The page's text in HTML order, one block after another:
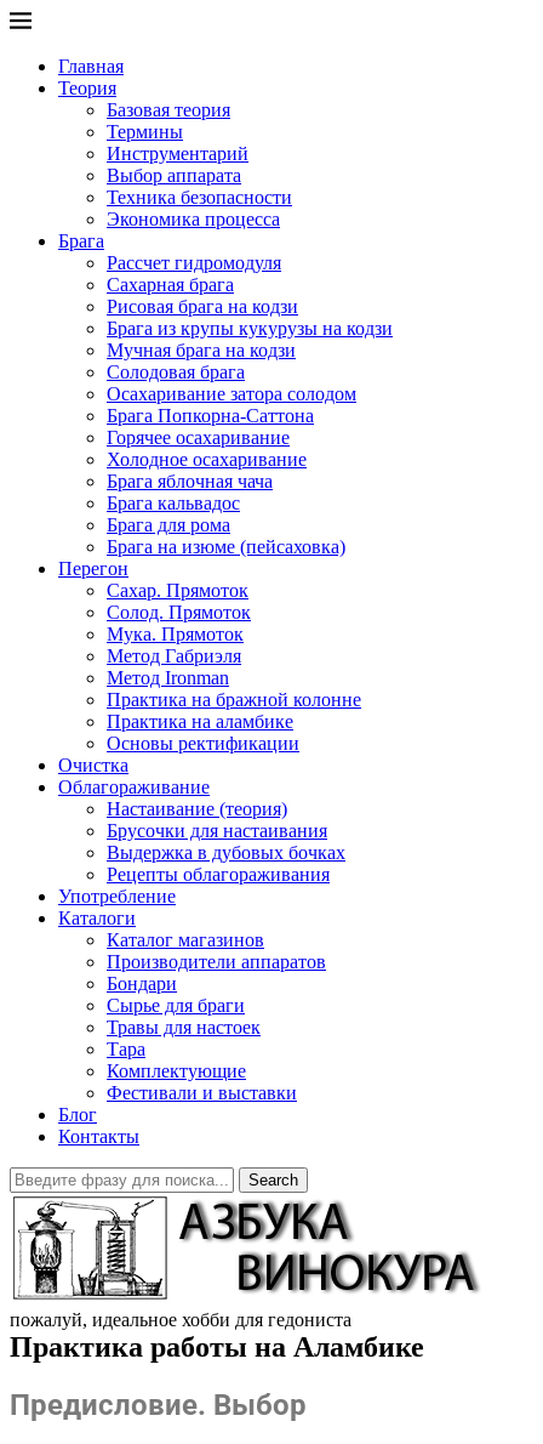
Главная
Теория
Базовая теория
Термины
Инструментарий
Выбор аппарата
Техника безопасности
Экономика процесса
Брага
Рассчет гидромодуля
Сахарная брага
Рисовая брага на кодзи
Брага из крупы кукурузы на кодзи
Мучная брага на кодзи
Солодовая брага
Осахаривание затора солодом
Брага Попкорна-Саттона
Горячее осахаривание
Холодное осахаривание
Брага яблочная чача
Брага кальвадос
Брага для рома
Брага на изюме (пейсаховка)
Перегон
Сахар. Прямоток
Солод. Прямоток
Мука. Прямоток
Метод Габриэля
Метод Ironman
Практика на бражной колонне
Практика на аламбике
Основы ректификации
Очистка
Облагораживание
Настаивание (теория)
Брусочки для настаивания
Выдержка в дубовых бочках
Рецепты облагораживания
Употребление
Каталоги
Каталог магазинов
Производители аппаратов
Бондари
Сырье для браги
Травы для настоек
Тара
Комплектующие
Фестивали и выставки
Блог
Контакты
Search
пожалуй, идеальное хобби для гедониста
Практика работы на Аламбике
Предисловие. Выбор